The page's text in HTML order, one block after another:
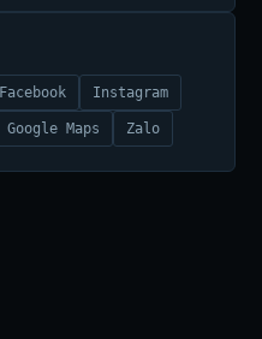
Facebook Instagram
Google Maps Zalo